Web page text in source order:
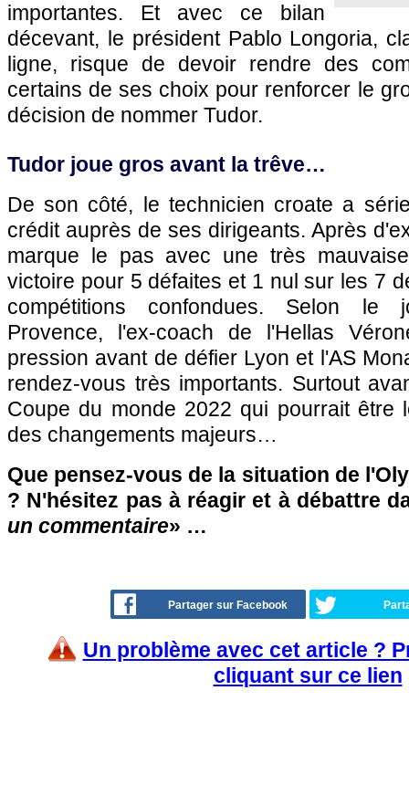
importantes. Et avec ce bilan
décevant, le président Pablo Longoria,
ligne, risque de devoir rendre des
certains de ses choix pour renforcer le
décision de nommer Tudor.
Tudor joue gros avant la trêve…
De son côté, le technicien croate a
crédit auprès de ses dirigeants. Après
marque le pas avec une très
victoire pour 5 défaites et 1 nul sur les 7
compétitions confondues. Selon le
Provence, l'ex-coach de l'Hellas
pression avant de défier Lyon et l'AS
rendez-vous très importants. Surtout
Coupe du monde 2022 qui pourrait être
des changements majeurs…
Que pensez-vous de la situation de
? N'hésitez pas à réagir et à débattre
un commentaire» …
Partager sur Facebook
Un problème avec cet article ?
cliquant sur ce lien